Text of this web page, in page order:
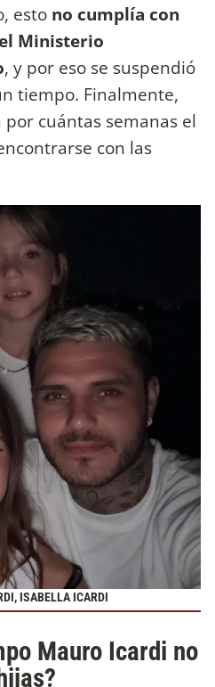
esto no cumplía con
Ministerio
, y por eso se suspendió
tiempo. Finalmente,
cuántas semanas el
con las
ISABELLA ICARDI
Mauro Icardi no